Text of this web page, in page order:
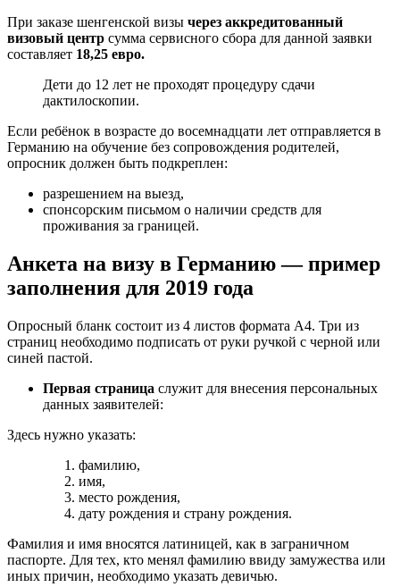
При заказе шенгенской визы через аккредитованный
визовый центр сумма сервисного сбора для данной заявки
составляет 18,25 евро.
Дети до 12 лет не проходят процедуру сдачи
дактилоскопии.
Если ребёнок в возрасте до восемнадцати лет отправляется в
Германию на обучение без сопровождения родителей,
опросник должен быть подкреплен:
разрешением на выезд,
спонсорским письмом о наличии средств для
проживания за границей.
Анкета на визу в Германию — пример
заполнения для 2019 года
Опросный бланк состоит из 4 листов формата А4. Три из
страниц необходимо подписать от руки ручкой с черной или
синей пастой.
Первая страница служит для внесения персональных
данных заявителей:
Здесь нужно указать:
фамилию,
имя,
место рождения,
дату рождения и страну рождения.
Фамилия и имя вносятся латиницей, как в заграничном
паспорте. Для тех, кто менял фамилию ввиду замужества или
иных причин, необходимо указать девичью.